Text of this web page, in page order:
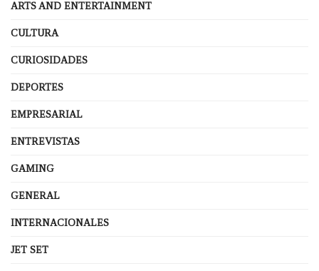
ARTS AND ENTERTAINMENT
CULTURA
CURIOSIDADES
DEPORTES
EMPRESARIAL
ENTREVISTAS
GAMING
GENERAL
INTERNACIONALES
JET SET